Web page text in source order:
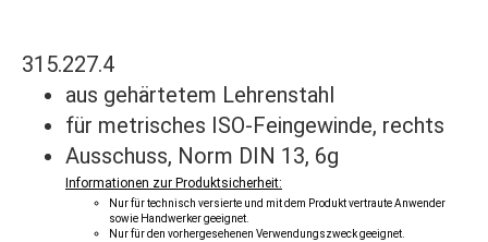
315.227.4
aus gehärtetem Lehrenstahl
für metrisches ISO-Feingewinde, rechts
Ausschuss, Norm DIN 13, 6g
Informationen zur Produktsicherheit:
Nur für technisch versierte und mit dem Produkt vertraute Anwender
sowie Handwerker geeignet.
Nur für den vorhergesehenen Verwendungszweck geeignet.